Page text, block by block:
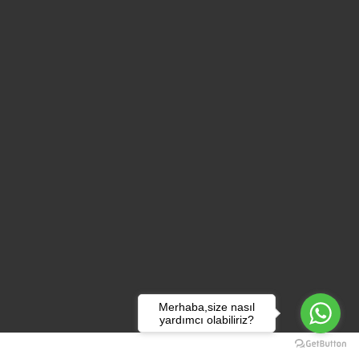
Merhaba,size nasıl
yardımcı olabiliriz?